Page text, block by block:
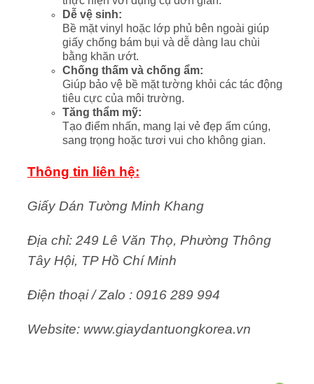
Dễ vệ sinh:
Bề mặt vinyl hoặc lớp phủ bên ngoài giúp
giấy chống bám bụi và dễ dàng lau chùi
bằng khăn ướt.
Chống thấm và chống ẩm:
Giúp bảo vệ bề mặt tường khỏi các tác động
tiêu cực của môi trường.
Tăng thẩm mỹ:
Tạo điểm nhấn, mang lại vẻ đẹp ấm cúng,
sang trọng hoặc tươi vui cho không gian.
Thông tin liên hệ:
Giấy Dán Tường Minh Khang
Địa chỉ: 249 Lê Văn Thọ, Phường Thông
Tây Hội, TP Hồ Chí Minh
Điện thoại / Zalo : 0916 289 994
Website: www.giaydantuongkorea.vn